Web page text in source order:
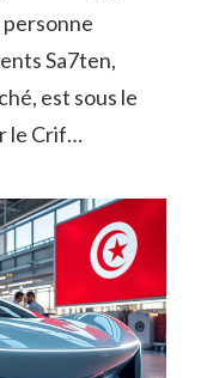
personne
Sa7ten,
est sous le
le Crif…